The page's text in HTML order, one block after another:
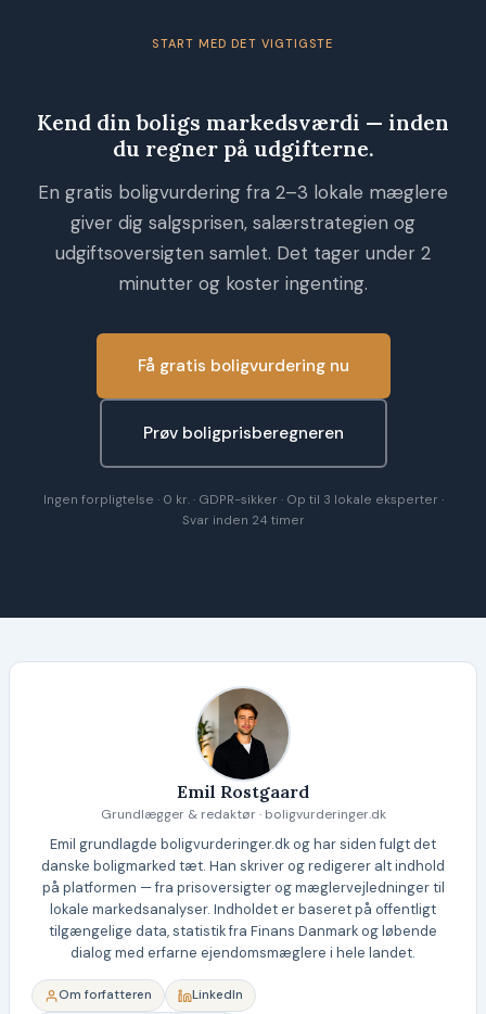
prøver privat salg ender alligevel med at bruge en mægler.
START MED DET VIGTIGSTE
Kend din boligs markedsværdi — inden
du regner på udgifterne.
En gratis boligvurdering fra 2–3 lokale mæglere
giver dig salgsprisen, salærstrategien og
udgiftsoversigten samlet. Det tager under 2
minutter og koster ingenting.
Få gratis boligvurdering nu
Prøv boligprisberegneren
Ingen forpligtelse · 0 kr. · GDPR-sikker · Op til 3 lokale eksperter ·
Svar inden 24 timer
Emil Rostgaard
Grundlægger & redaktør · boligvurderinger.dk
Emil grundlagde boligvurderinger.dk og har siden fulgt det
danske boligmarked tæt. Han skriver og redigerer alt indhold
på platformen — fra prisoversigter og mæglervejledninger til
lokale markedsanalyser. Indholdet er baseret på offentligt
tilgængelige data, statistik fra Finans Danmark og løbende
dialog med erfarne ejendomsmæglere i hele landet.
Om forfatteren
LinkedIn